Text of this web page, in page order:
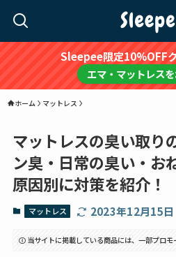
Sleepee限定10%OFF
エマ・マットレス
ホーム マットレス
マットレスの臭い取り
ン臭・日常の臭い・お
原因別に対策を紹介！
マットレス 2023年12月15日
当サイトに掲載している商品には、一部プロモ